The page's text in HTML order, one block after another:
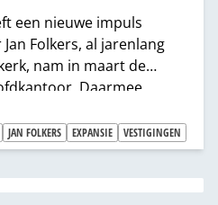
een nieuwe impuls
Folkers, al jarenlang
nam in maart de
Daarmee
centraal naar lokaal
kan ik alles weer
JAN FOLKERS EXPANSIE VESTIGINGEN